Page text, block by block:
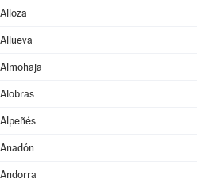
Alloza
Allueva
Almohaja
Alobras
Alpeñés
Anadón
Andorra